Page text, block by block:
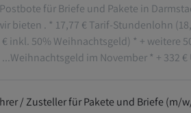
für Briefe und Pakete in
bieten . * 17,77 € Tarif-Stundenlohn
€ inkl. 50% Weihnachtsgeld) * + weitere
Weihnachtsgeld im November * + 332 €
/ Zusteller für Pakete und Briefe (m/